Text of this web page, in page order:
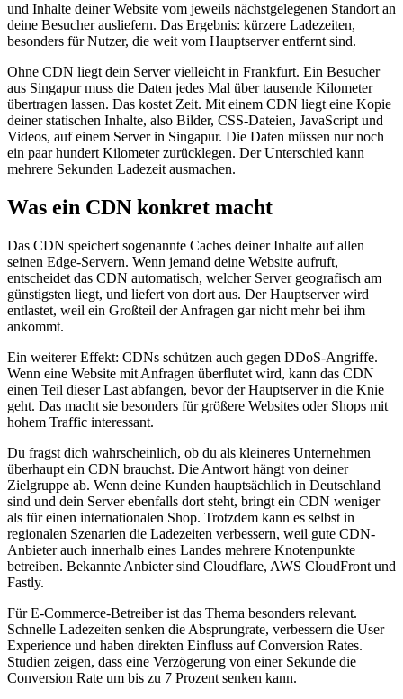
und Inhalte deiner Website vom jeweils nächstgelegenen Standort an
deine Besucher ausliefern. Das Ergebnis: kürzere Ladezeiten,
besonders für Nutzer, die weit vom Hauptserver entfernt sind.
Ohne CDN liegt dein Server vielleicht in Frankfurt. Ein Besucher
aus Singapur muss die Daten jedes Mal über tausende Kilometer
übertragen lassen. Das kostet Zeit. Mit einem CDN liegt eine Kopie
deiner statischen Inhalte, also Bilder, CSS-Dateien, JavaScript und
Videos, auf einem Server in Singapur. Die Daten müssen nur noch
ein paar hundert Kilometer zurücklegen. Der Unterschied kann
mehrere Sekunden Ladezeit ausmachen.
Was ein CDN konkret macht
Das CDN speichert sogenannte Caches deiner Inhalte auf allen
seinen Edge-Servern. Wenn jemand deine Website aufruft,
entscheidet das CDN automatisch, welcher Server geografisch am
günstigsten liegt, und liefert von dort aus. Der Hauptserver wird
entlastet, weil ein Großteil der Anfragen gar nicht mehr bei ihm
ankommt.
Ein weiterer Effekt: CDNs schützen auch gegen DDoS-Angriffe.
Wenn eine Website mit Anfragen überflutet wird, kann das CDN
einen Teil dieser Last abfangen, bevor der Hauptserver in die Knie
geht. Das macht sie besonders für größere Websites oder Shops mit
hohem Traffic interessant.
Du fragst dich wahrscheinlich, ob du als kleineres Unternehmen
überhaupt ein CDN brauchst. Die Antwort hängt von deiner
Zielgruppe ab. Wenn deine Kunden hauptsächlich in Deutschland
sind und dein Server ebenfalls dort steht, bringt ein CDN weniger
als für einen internationalen Shop. Trotzdem kann es selbst in
regionalen Szenarien die Ladezeiten verbessern, weil gute CDN-
Anbieter auch innerhalb eines Landes mehrere Knotenpunkte
betreiben. Bekannte Anbieter sind Cloudflare, AWS CloudFront und
Fastly.
Für E-Commerce-Betreiber ist das Thema besonders relevant.
Schnelle Ladezeiten senken die Absprungrate, verbessern die User
Experience und haben direkten Einfluss auf Conversion Rates.
Studien zeigen, dass eine Verzögerung von einer Sekunde die
Conversion Rate um bis zu 7 Prozent senken kann.